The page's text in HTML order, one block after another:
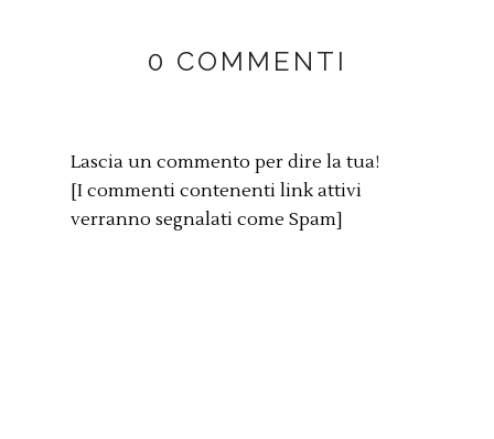
0 COMMENTI
Lascia un commento per dire la tua!
[I commenti contenenti link attivi
verranno segnalati come Spam]